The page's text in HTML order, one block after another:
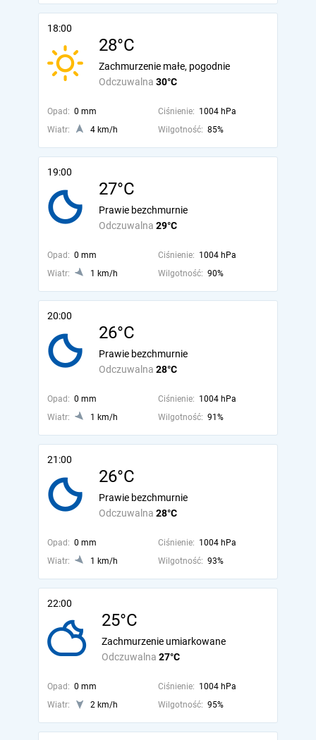
18:00
28°C
Odczuwalna 30°C
Zachmurzenie małe, pogodnie
Opad: 0 mm Ciśnienie: 1004 hPa
Wiatr:
4 km/h Wilgotność: 85%
19:00
27°C
Odczuwalna 29°C
Prawie bezchmurnie
Opad: 0 mm Ciśnienie: 1004 hPa
Wiatr:
1 km/h Wilgotność: 90%
20:00
26°C
Odczuwalna 28°C
Prawie bezchmurnie
Opad: 0 mm Ciśnienie: 1004 hPa
Wiatr:
1 km/h Wilgotność: 91%
21:00
26°C
Odczuwalna 28°C
Prawie bezchmurnie
Opad: 0 mm Ciśnienie: 1004 hPa
Wiatr:
1 km/h Wilgotność: 93%
22:00
25°C
Odczuwalna 27°C
Zachmurzenie umiarkowane
Opad: 0 mm Ciśnienie: 1004 hPa
Wiatr:
2 km/h Wilgotność: 95%